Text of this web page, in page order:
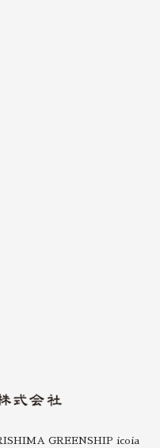
GREENSHIP icoia